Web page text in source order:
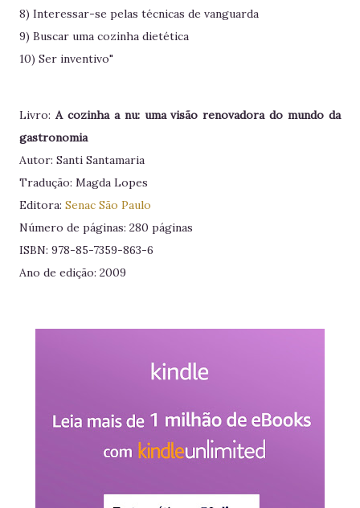
8) Interessar-se pelas técnicas de vanguarda
9) Buscar uma cozinha dietética
10) Ser inventivo"
Livro: A cozinha a nu: uma visão renovadora do mundo da
gastronomia
Autor: Santi Santamaria
Tradução: Magda Lopes
Editora: Senac São Paulo
Número de páginas: 280 páginas
ISBN: 978-85-7359-863-6
Ano de edição: 2009